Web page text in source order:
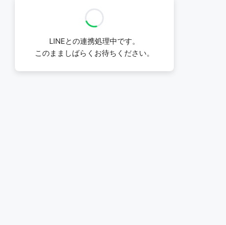
LINEとの連携処理中です。
このまましばらくお待ちください。